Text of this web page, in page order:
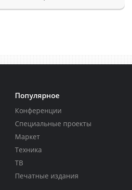
Популярное
Конференции
Специальные проекты
Маркет
Техника
ТВ
Печатные издания